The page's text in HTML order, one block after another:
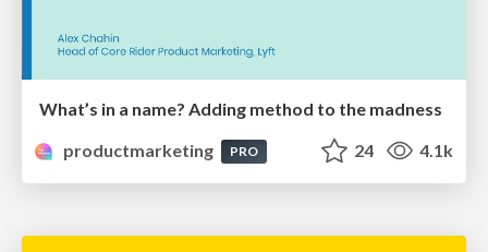
What’s in a name? Adding method to the madness
productmarketing
PRO 24 4.1k